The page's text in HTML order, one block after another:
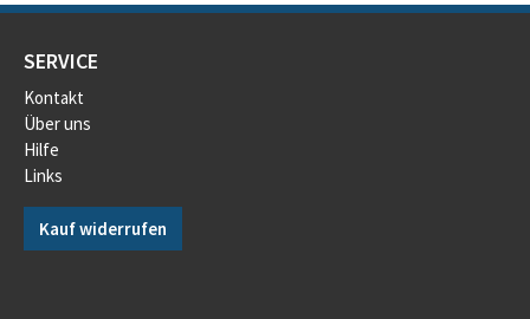
SERVICE
Kontakt
Über uns
Hilfe
Links
Kauf widerrufen